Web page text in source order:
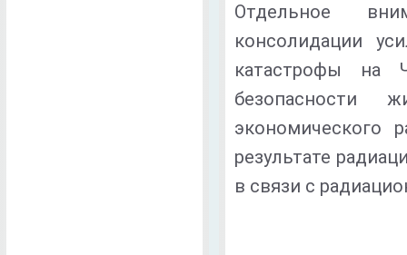
Отдельное
консолидации
катастрофы на
безопасности
экономического
результате
в связи с